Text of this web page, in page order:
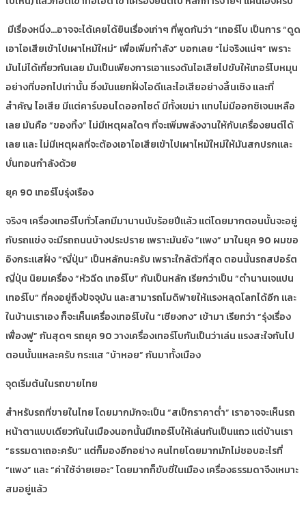
มีเรื่องหนึ่ง…อาจจะได้เคยได้ยินเรื่องเก่าๆ ที่พูดกันว่า “เทอร์โบ เป็นการ “ดูด
เอาไอเสียเข้าไปเผาไหม้ใหม่” เพื่อเพิ่มกำลัง” บอกเลย “ไม่จริงแน่ๆ” เพราะ
มันไม่ได้เกี่ยวกันเลย มันเป็นเพียงการเอาแรงดันไอเสียไปขับให้เทอร์โบหมุน
อย่างที่บอกไปเท่านั้น ซึ่งมันแยกฝั่งไอดีและไอเสียอย่างสิ้นเชิง และที่
สำคัญ ไอเสีย มีแต่คาร์บอนไดออกไซด์ มีทั้งเขม่า แทบไม่มีออกซิเจนเหลือ
เลย มันคือ “ของทิ้ง” ไม่มีเหตุผลใดๆ ที่จะเพิ่มพลังงานให้กับเครื่องยนต์ได้
เลย และ ไม่มีเหตุผลที่จะต้องเอาไอเสียเข้าไปเผาไหม้ใหม่ให้มันสกปรกและ
บั่นทอนกำลังด้วย
ยุค 90 เทอร์โบรุ่งเรือง
จริงๆ เครื่องเทอร์โบทั่วโลกมีมานานนับร้อยปีแล้ว แต่โดยมากตอนนั้นจะอยู่
กับรถแข่ง จะมีรถถนนบ้างประปราย เพราะมันยัง “แพง” มาในยุค 90 ผมขอ
อิงกระแสฝั่ง “ญี่ปุ่น” เป็นหลักนะครับ เพราะใกล้ตัวที่สุด ตอนนั้นรถสปอร์ต
ญี่ปุ่น นิยมเครื่อง “หัวฉีด เทอร์โบ” กันเป็นหลัก เรียกว่าเป็น “ตำนานเจแปน
เทอร์โบ” ที่คงอยู่ถึงปัจจุบัน และสามารถโมดิฟายให้แรงหลุดโลกได้อีก และ
ในบ้านเราเอง ก็จะเห็นเครื่องเทอร์โบใน “เชียงกง” เข้ามา เรียกว่า “รุ่งเรื่อง
เฟื่องฟู” กันสุดๆ รถยุค 90 วางเครื่องเทอร์โบกันเป็นว่าเล่น แรงสะใจกันไป
ตอนนั้นแหละครับ กระแส “บ้าหอย” กันมาทั้งเมือง
จุดเริ่มต้นในรถขายไทย
สำหรับรถที่ขายในไทย โดยมากมักจะเป็น “สเป็กราคาต่ำ” เราอาจจะเห็นรถ
หน้าตาแบบเดียวกันในเมืองนอกนั้นมีเทอร์โบให้เล่นกันเป็นแถว แต่บ้านเรา
“ธรรมดาเถอะครับ” แต่ก็มองอีกอย่าง คนไทยโดยมากมักไม่ชอบอะไรที่
“แพง” และ “ค่าใช้จ่ายเยอะ” โดยมากก็ขับขี่ในเมือง เครื่องธรรมดาจึงเหมาะ
สมอยู่แล้ว